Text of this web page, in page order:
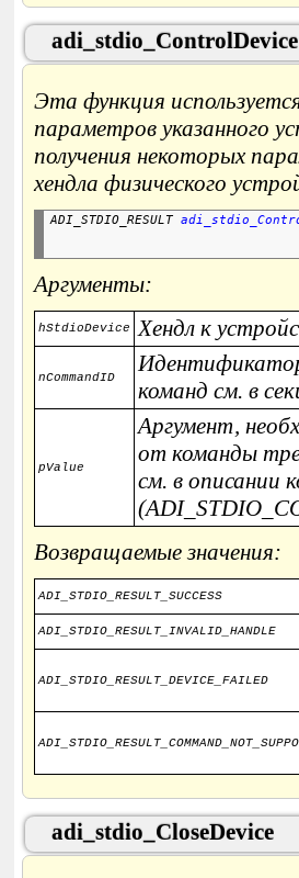
adi_stdio_ControlDevice
Эта функция
параметров указанного
получения некоторых
хендла физического
ADI_STDIO_RESULT
Аргументы:
hStdioDevice Хендл к
nCommandID
команд см. в
pValue
Аргумент,
от команды
см. в описании
Возвращаемые значения:
ADI_STDIO_RESULT_SUCCESS
ADI_STDIO_RESULT_INVALID_HANDLE
ADI_STDIO_RESULT_DEVICE_FAILED
adi_stdio_CloseDevice